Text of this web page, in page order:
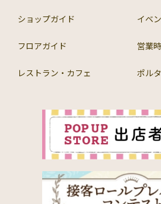
ショップガイド イベ
フロアガイド 営業
レストラン・カフェ ポル